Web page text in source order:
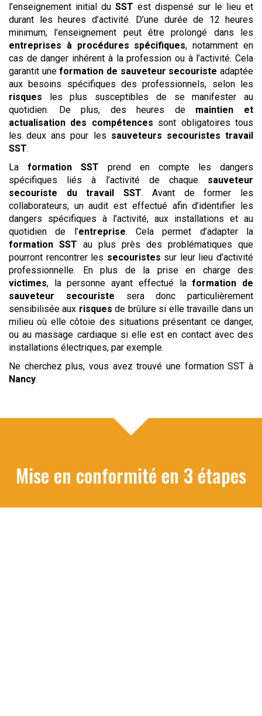
l’enseignement initial du SST est dispensé sur le lieu et
durant les heures d’activité. D’une durée de 12 heures
minimum, l’enseignement peut être prolongé dans les
entreprises à procédures spécifiques, notamment en
cas de danger inhérent à la profession ou à l’activité. Cela
garantit uneformation de sauveteur secouriste adaptée
aux besoins spécifiques des professionnels, selon les
risques les plus susceptibles de se manifester au
quotidien. De plus, des heures de maintien et
actualisation des compétences sont obligatoires tous
les deux ans pour les sauveteurs secouristes travail
SST.
La formation SST prend en compte les dangers
spécifiques liés à l’activité de chaque sauveteur
secouriste du travail
SST. Avant de former les
collaborateurs, un audit est effectué afin d’identifier les
dangers spécifiques à l’activité, aux installations et au
quotidien de l’entreprise. Cela permet d’adapter la
formation SST au plus près des problématiques que
pourront rencontrer les secouristes sur leur lieu d’activité
professionnelle. En plus de la prise en charge des
victimes, la personne ayant effectué laformation de
sauveteur secouriste sera donc particulièrement
sensibilisée aux risques de brûlure si elle travaille dans un
milieu où elle côtoie des situations présentant ce danger,
ou au massage cardiaque si elle est en contact avec des
installations électriques, par exemple.
Ne cherchez plus, vous avez trouvé une formation SST à
Nancy.
Mise en conformité en 3 étapes